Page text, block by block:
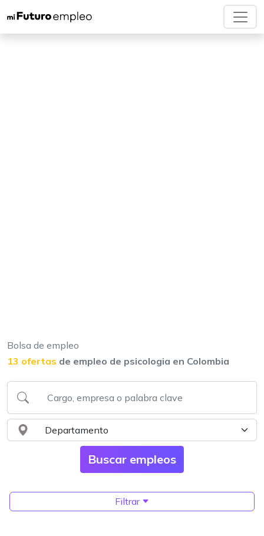
Bolsa de empleo
13 ofertas de empleo de psicologia en Colombia
Filtrar